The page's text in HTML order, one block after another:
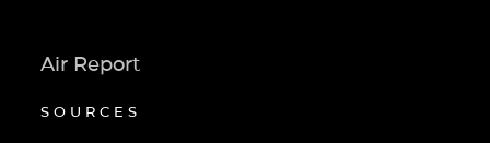
Air Report
SOURCES